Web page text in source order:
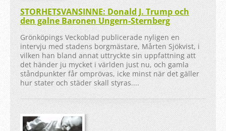
STORHETSVANSINNE: Donald J. Trump och
den galne Baronen Ungern-Sternberg
Grönköpings Veckoblad publicerade nyligen en
intervju med stadens borgmästare, Mårten Sjökvist, i
vilken han bland annat uttryckte sin uppfattning att
det händer ju mycket i världen just nu, och gamla
ståndpunkter får omprövas, icke minst när det gäller
hur stater och städer skall styras....